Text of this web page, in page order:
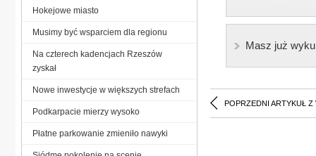
Masz już
POPRZEDNI ARTYKUŁ Z
Hokejowe miasto
Musimy być wsparciem dla regionu
Na czterech kadencjach Rzeszów
zyskał
Nowe inwestycje w większych strefach
Podkarpacie mierzy wysoko
Płatne parkowanie zmieniło nawyki